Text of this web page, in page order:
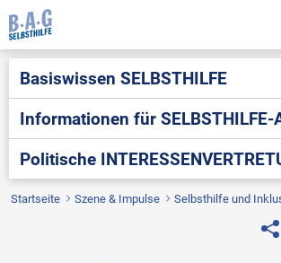
Basiswissen SELBSTHILFE
Informationen für SELBSTHILFE-
Politische
Startseite Szene & Impulse Selbsthilfe und